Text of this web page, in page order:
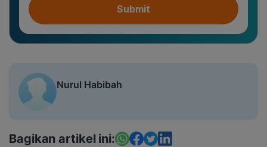
Submit
Nurul Habibah
Bagikan artikel ini: